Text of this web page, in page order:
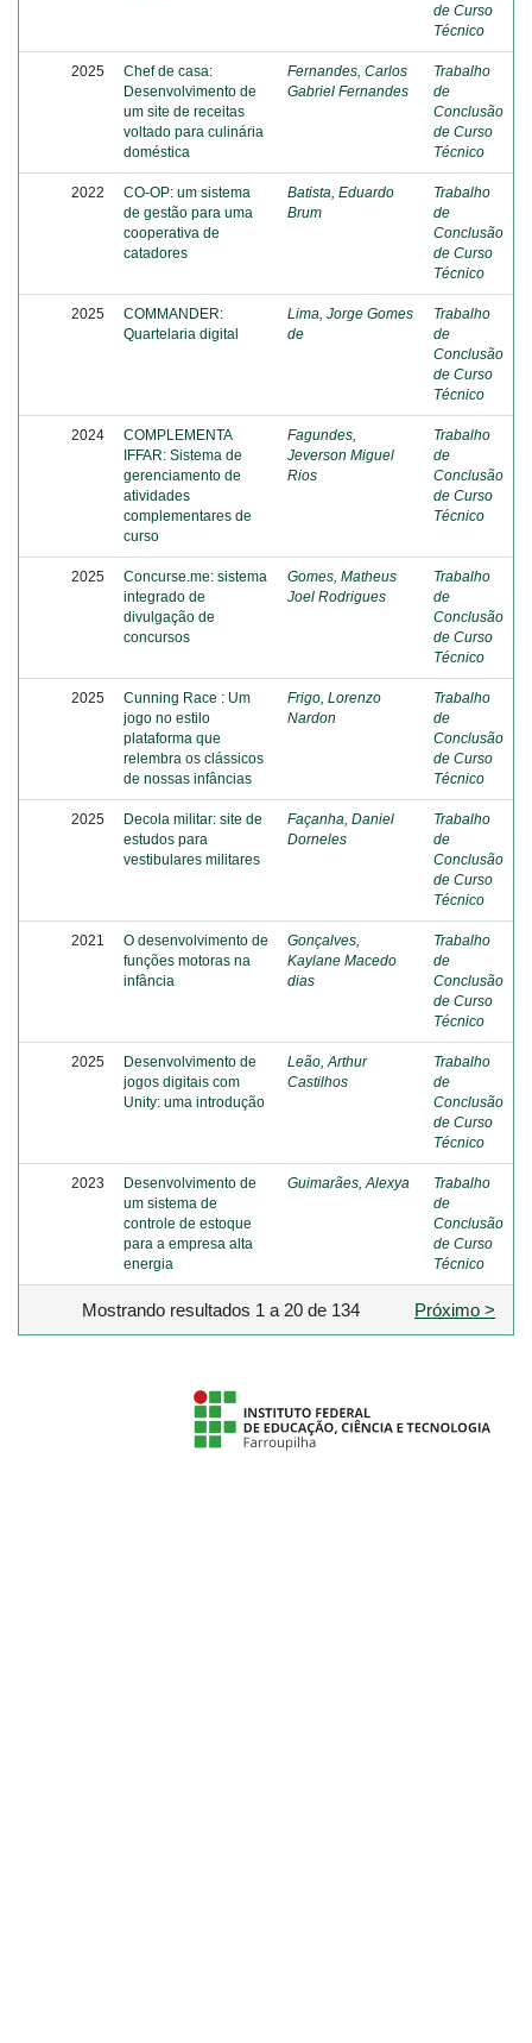
de Curso
Técnico
2025
Chef de casa:
Desenvolvimento de
um site de receitas
voltado para culinária
doméstica
Fernandes, Carlos
Gabriel Fernandes
Trabalho
de
Conclusão
de Curso
Técnico
2022
CO-OP: um sistema
de gestão para uma
cooperativa de
catadores
Batista, Eduardo
Brum
Trabalho
de
Conclusão
de Curso
Técnico
2025
COMMANDER:
Quartelaria digital
Lima, Jorge Gomes
de
Trabalho
de
Conclusão
de Curso
Técnico
2024
COMPLEMENTA
IFFAR: Sistema de
gerenciamento de
atividades
complementares de
curso
Fagundes,
Jeverson Miguel
Rios
Trabalho
de
Conclusão
de Curso
Técnico
2025
Concurse.me: sistema
integrado de
divulgação de
concursos
Gomes, Matheus
Joel Rodrigues
Trabalho
de
Conclusão
de Curso
Técnico
2025
Cunning Race : Um
jogo no estilo
plataforma que
relembra os clássicos
de nossas infâncias
Frigo, Lorenzo
Nardon
Trabalho
de
Conclusão
de Curso
Técnico
2025
Decola militar: site de
estudos para
vestibulares militares
Façanha, Daniel
Dorneles
Trabalho
de
Conclusão
de Curso
Técnico
2021
O desenvolvimento de
funções motoras na
infância
Gonçalves,
Kaylane Macedo
dias
Trabalho
de
Conclusão
de Curso
Técnico
2025
Desenvolvimento de
jogos digitais com
Unity: uma introdução
Leão, Arthur
Castilhos
Trabalho
de
Conclusão
de Curso
Técnico
2023
Desenvolvimento de
um sistema de
controle de estoque
para a empresa alta
energia
Guimarães, Alexya
Trabalho
de
Conclusão
de Curso
Técnico
Mostrando resultados 1 a 20 de 134 Próximo >